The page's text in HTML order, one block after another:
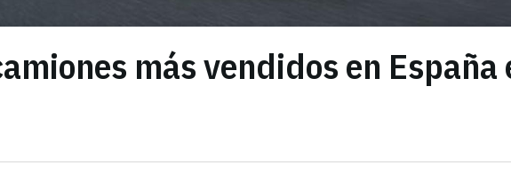
más vendidos en España